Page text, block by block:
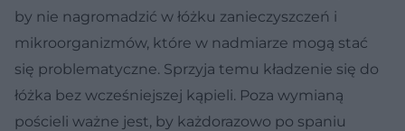
by nie nagromadzić w łóżku zanieczyszczeń i
mikroorganizmów, które w nadmiarze mogą stać
się problematyczne. Sprzyja temu kładzenie się do
łóżka bez wcześniejszej kąpieli. Poza wymianą
pościeli ważne jest, by każdorazowo po spaniu